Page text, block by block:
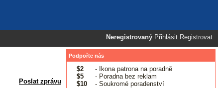
Neregistrovaný Přihlásit Registrovat
Poslat zprávu
Podpořte nás
$2
- Ikona patrona na poradně
$5
- Poradna bez reklam
$10
- Soukromé poradenství